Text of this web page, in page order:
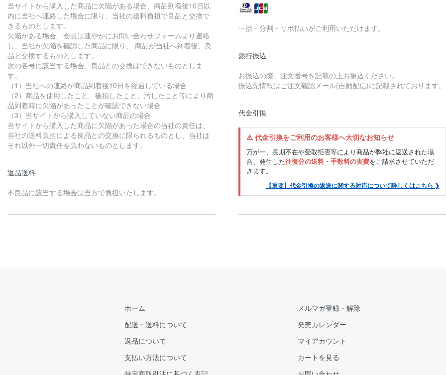
当サイトから購入した商品に欠陥がある場合、商品到着後10日以
内に当社へ連絡した場合に限り、当社の送料負担で良品と交換で
きるものとします。
欠陥がある場合、会員は速やかにお問い合わせフォームより連絡
し、当社が欠陥を確認した商品に限り、 商品が当社へ到着後、良
品と交換するものとします。
次の各号に該当する場合、良品との交換はできないものとしま
す。
（1）当社への連絡が商品到着後10日を経過している場合
（2）商品を使用したこと、破損したこと、汚したこと等により商
品到着時に欠陥があったことが確認できない場合
（3）当サイトから購入していない商品の場合
当サイトから購入した商品に欠陥があった場合の当社の責任は、
当社の送料負担による良品との交換に限られるものとし、当社は
それ以外一切責任を負わないものとします。
返品送料
不良品に該当する場合は当方で負担いたします。
一括・分割・リボ払いがご利用いただけます。
銀行振込
お振込の際、注文番号を記載の上お振込ください。
振込先情報はご注文確認メール(自動配信)に記載されております。
代金引換
⚠️ 代金引換をご利用のお客様へ大切なお知らせ
万が一、長期不在や受取拒否等により商品が弊社に返送された場
合、発生した往復分の送料・手数料の実費をご請求させていただ
きます。
【重要】代金引換の返送に関する対応について詳しくはこちら ❯
ホーム
配送・送料について
返品について
支払い方法について
メルマガ登録・解除
発売カレンダー
マイアカウント
カートを見る